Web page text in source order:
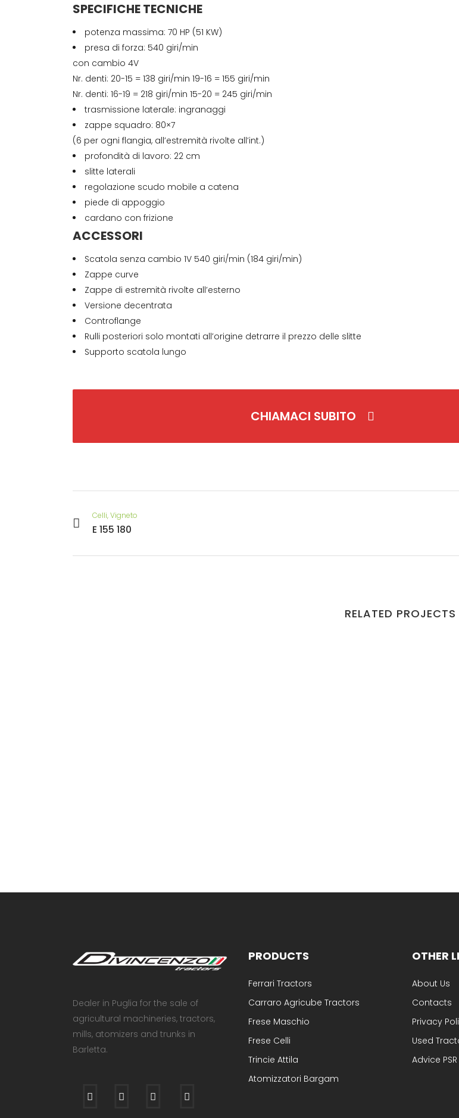
SPECIFICHE TECNICHE
potenza massima: 70 HP (51 KW)
presa di forza: 540 giri/min
con cambio 4V
Nr. denti: 20-15 = 138 giri/min 19-16 = 155 giri/min
Nr. denti: 16-19 = 218 giri/min 15-20 = 245 giri/min
trasmissione laterale: ingranaggi
zappe squadro: 80×7
(6 per ogni flangia, all’estremità rivolte all’int.)
profondità di lavoro: 22 cm
slitte laterali
regolazione scudo mobile a catena
piede di appoggio
cardano con frizione
ACCESSORI
Scatola senza cambio 1V 540 giri/min (184 giri/min)
Zappe curve
Zappe di estremità rivolte all’esterno
Versione decentrata
Controflange
Rulli posteriori solo montati all’origine detrarre il prezzo delle slitte
Supporto scatola lungo
CHIAMACI SUBITO
Celli, Vigneto
E 155 180
RELATED PROJECTS
Dealer in Puglia for the sale of
agricultural machineries, tractors,
mills, atomizers and trunks in
Barletta.
PRODUCTS
Ferrari Tractors
Carraro Agricube Tractors
Frese Maschio
Frese Celli
Trincie Attila
Atomizzatori Bargam
OTHER
About Us
Contacts
Privacy
Used
Advice PSR